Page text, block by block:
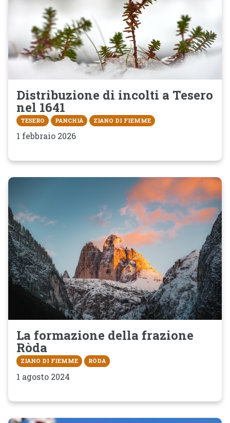
Distribuzione di incolti a Tesero
nel 1641
TESERO PANCHIÀ ZIANO DI FIEMME
1 febbraio 2026
La formazione della frazione
Ròda
ZIANO DI FIEMME RÒDA
1 agosto 2024